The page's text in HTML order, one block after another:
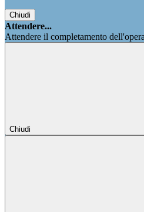
Chiudi
Attendere...
Attendere il completamento
Chiudi